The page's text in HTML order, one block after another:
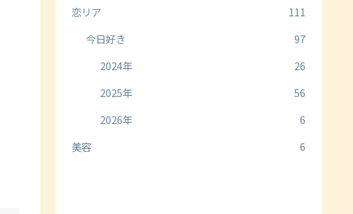
恋リア
111
今日好き
97
2024年
26
2025年
56
2026年
6
美容
6